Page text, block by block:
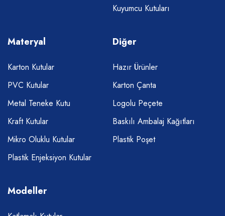
Kuyumcu Kutuları
Materyal
Karton Kutular
PVC Kutular
Metal Teneke Kutu
Kraft Kutular
Mikro Oluklu Kutular
Plastik Enjeksiyon Kutular
Diğer
Hazır Ürünler
Karton Çanta
Logolu Peçete
Baskılı Ambalaj Kağıtları
Plastik Poşet
Modeller